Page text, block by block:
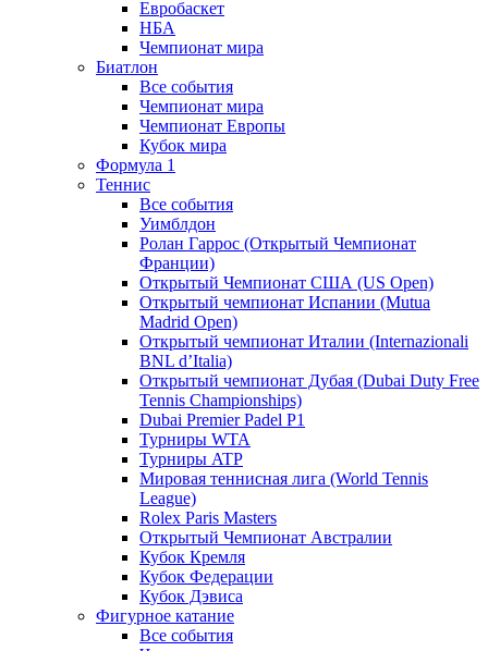
Евробаскет
НБА
Чемпионат мира
Биатлон
Все события
Чемпионат мира
Чемпионат Европы
Кубок мира
Формула 1
Теннис
Все события
Уимблдон
Ролан Гаррос (Открытый Чемпионат
Франции)
Открытый Чемпионат США (US Open)
Открытый чемпионат Испании (Mutua
Madrid Open)
Открытый чемпионат Италии (Internazionali
BNL d’Italia)
Открытый чемпионат Дубая (Dubai Duty Free
Tennis Championships)
Dubai Premier Padel P1
Турниры WTA
Турниры ATP
Мировая теннисная лига (World Tennis
League)
Rolex Paris Masters
Открытый Чемпионат Австралии
Кубок Кремля
Кубок Федерации
Кубок Дэвиса
Фигурное катание
Все события